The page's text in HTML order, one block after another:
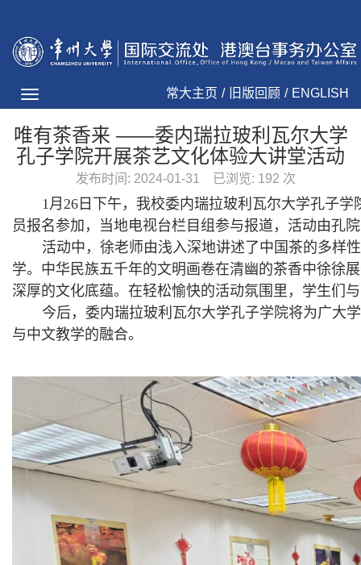
Toggle
navigation
ENGLISH
/
旧版回顾
/
常大主页
唯有茶香来 ——委内瑞拉玻利瓦尔大学
孔子学院开展茶艺文化体验大讲堂活动
发布时间: 2024-01-31 已浏览: 192 次
1月26日下午，我校委内瑞拉玻利瓦尔大学孔子
员报名参加，当地电视台栏目组参与报道，活动由孔
活动中，徐老师由浅入深地讲述了中国茶的多样
学。中华民族五千年的文明画卷在清幽的茶香中徐徐
深厚的文化底蕴。在轻松愉快的活动氛围里，学生们
今后，委内瑞拉玻利瓦尔大学孔子学院将为广大
与中文教学的融合。